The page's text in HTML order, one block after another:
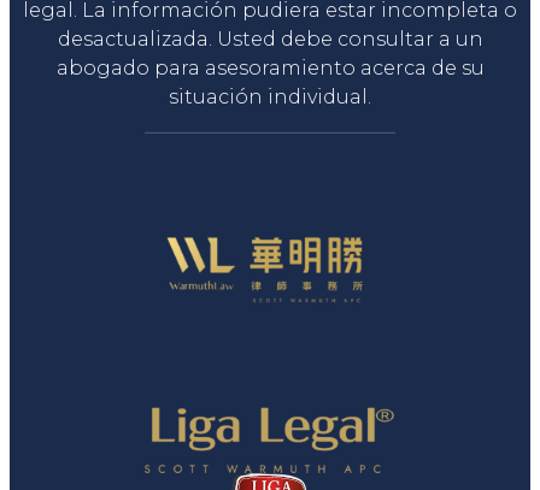
legal. La información pudiera estar incompleta o
desactualizada. Usted debe consultar a un
abogado para asesoramiento acerca de su
situación individual.